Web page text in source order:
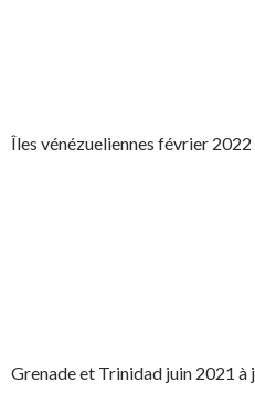
Îles vénézueliennes février 2022
Grenade et Trinidad juin 2021 à